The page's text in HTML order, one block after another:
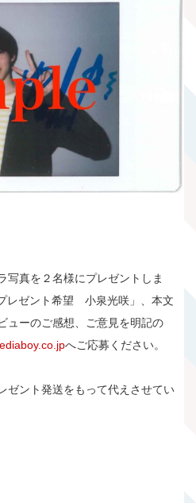
写真を２名様にプレゼントしま
レゼント希望 小泉光咲」、本文
ューのご感想、ご意見を明記の
へご応募ください。
ゼント発送をもって代えさせてい